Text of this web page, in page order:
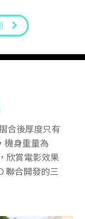
合後厚度只有
機身重量為
欣賞電影效果
聯合開發的三